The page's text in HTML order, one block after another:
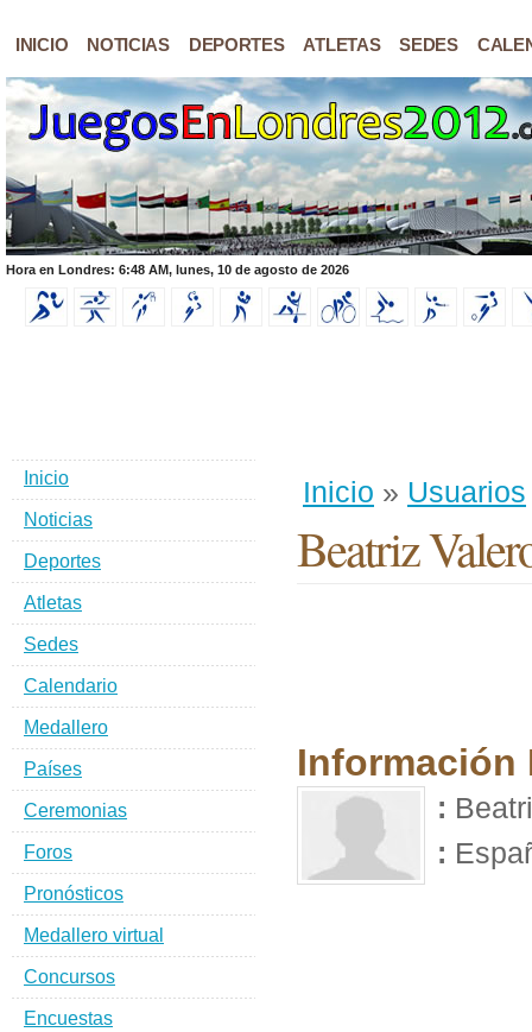
INICIO NOTICIAS DEPORTES ATLETAS SEDES
Hora en Londres: 6:48 AM, lunes, 10 de agosto de 2026
Inicio » Usuarios
Beatriz
Información
:
:
Inicio
Noticias
Deportes
Atletas
Sedes
Calendario
Medallero
Países
Ceremonias
Foros
Pronósticos
Medallero virtual
Concursos
Encuestas